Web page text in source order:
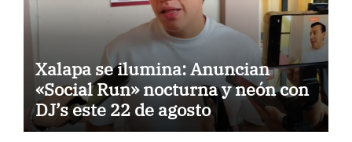
Xalapa se ilumina: Anuncian
«Social Run» nocturna y neón con
DJ’s este 22 de agosto